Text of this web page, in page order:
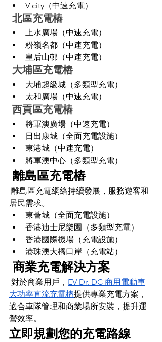
V city（中速充電）
北區充電樁
上水廣場（中速充電）
粉嶺名都（中速充電）
皇后山邨（中速充電）
大埔區充電樁
大埔超級城（多類型充電）
太和廣場（中速充電）
西貢區充電樁
將軍澳廣場（中速充電）
日出康城（全面充電設施）
東港城（中速充電）
將軍澳中心（多類型充電）
離島區充電樁
離島區充電網絡持續發展，服務遊客和
居民需求。
東薈城（全面充電設施）
香港迪士尼樂園（多類型充電）
香港國際機場（充電設施）
港珠澳大橋口岸（充電站）
商業充電解決方案
對於商業用戶， EV-Dr. DC 商用電動車
大功率直流充電樁提供專業充電方案，
適合車隊管理和商業場所安裝，提升運
營效率。
立即規劃您的充電路線